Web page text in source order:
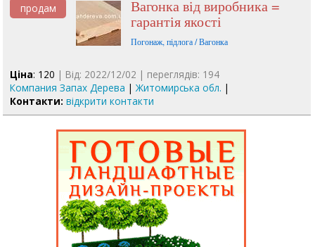
продам Вагонка від виробника =
гарантія якості
Погонаж, підлога / Вагонка
Ціна: 120 | Від: 2022/12/02 | переглядів: 194
Компания Запах Дерева |Житомирська обл. |
Контакти: відкрити контакти